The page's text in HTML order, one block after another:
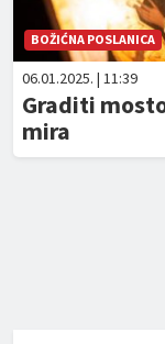
BOŽIĆNA POSLANICA
06.01.2025. | 11:39
Graditi
mira